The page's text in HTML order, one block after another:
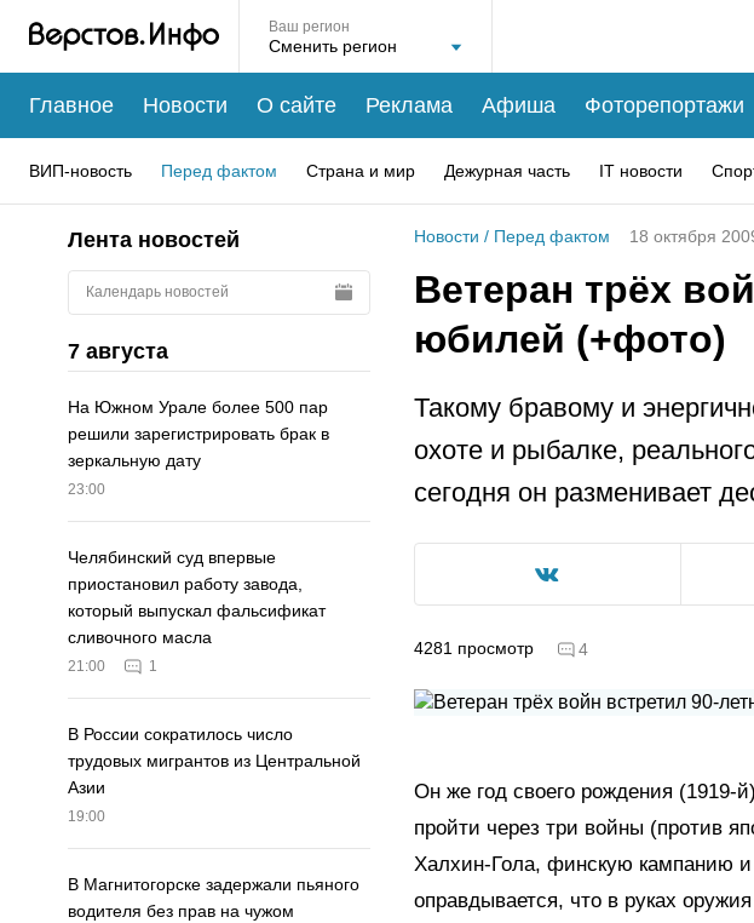
Ваш регион
Главное Новости О сайте Реклама Афиша Фоторепортажи
ВИП-новость Перед фактом Страна и мир Дежурная часть IT новости
Лента новостей
Календарь новостей
7 августа
На Южном Урале более 500 пар
решили зарегистрировать брак в
зеркальную дату
23:00
Челябинский суд впервые
приостановил работу завода,
который выпускал фальсификат
сливочного масла
21:00 1
В России сократилось число
трудовых мигрантов из Центральной
Азии
19:00
В Магнитогорске задержали пьяного
водителя без прав на чужом
Новости / Перед фактом 18 октября
Ветеран трёх
юбилей (+фото)
Такому бравому и
охоте и рыбалке,
сегодня он разменивает
4281 просмотр 4
Он же год своего рождения (1919-
пройти через три войны (против
Халхин-Гола, финскую кампанию
оправдывается, что в руках